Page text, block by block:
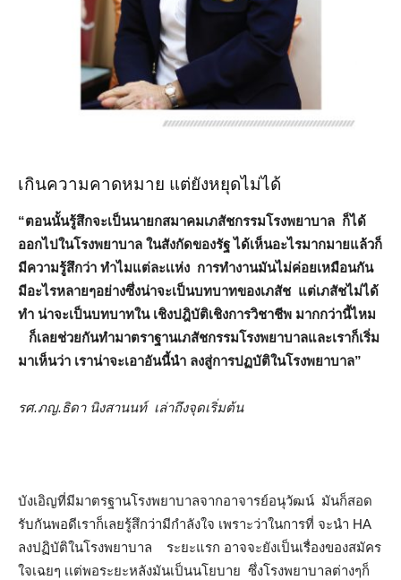
เกินความคาดหมาย แต่ยังหยุดไม่ได้
“ตอนนั้นรู้สึกจะเป็นนายกสมาคมเภสัชกรรมโรงพยาบาล ก็ได้
ออกไปในโรงพยาบาล ในสังกัดของรัฐ ได้เห็นอะไรมากมายแล้วก็
มีความรู้สึกว่า ทำไมแต่ละเเห่ง การทำงานมันไม่ค่อยเหมือนกัน
มีอะไรหลายๆอย่างซึ่งน่าจะเป็นบทบาทของเภสัช แต่เภสัชไม่ได้
ทำ น่าจะเป็นบทบาทใน เชิงปฎิบัติเชิงการวิชาชีพ มากกว่านี้ไหม
ก็เลยช่วยกันทำมาตราฐานเภสัชกรรมโรงพยาบาลและเราก็เริ่ม
มาเห็นว่า เราน่าจะเอาอันนี้นำ ลงสู่การปฏบัติในโรงพยาบาล”
รศ.ภญ.ธิดา นิงสานนท์ เล่าถึงจุดเริ่มต้น
บังเอิญที่มีมาตรฐานโรงพยาบาลจากอาจารย์อนุวัฒน์ มันก็สอด
รับกันพอดีเราก็เลยรู้สึกว่ามีกำลังใจ เพราะว่าในการที่ จะนำ HA
ลงปฏิบัติในโรงพยาบาล ระยะแรก อาจจะยังเป็นเรื่องของสมัคร
ใจเฉยๆ เเต่พอระยะหลังมันเป็นนโยบาย ซึ่งโรงพยาบาลต่างๆก็